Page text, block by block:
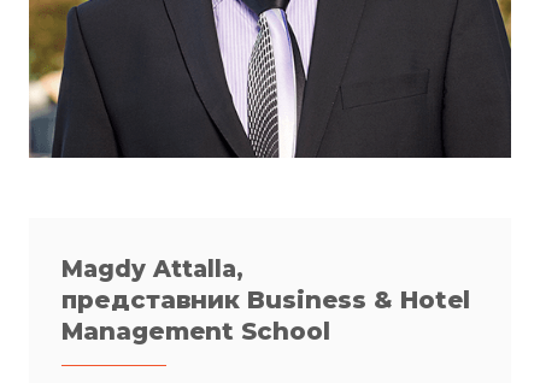
Magdy Attalla,
представник Business & Hotel
Managеment School